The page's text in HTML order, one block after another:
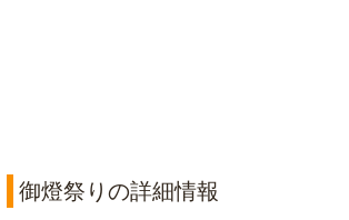
御燈祭りの詳細情報